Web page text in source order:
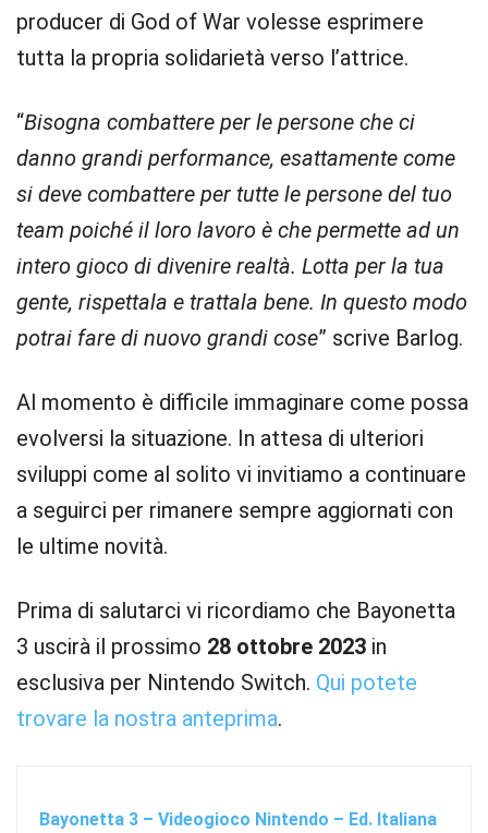
producer di God of War volesse esprimere
tutta la propria solidarietà verso l’attrice.
“Bisogna combattere per le persone che ci
danno grandi performance, esattamente come
si deve combattere per tutte le persone del tuo
team poiché il loro lavoro è che permette ad un
intero gioco di divenire realtà. Lotta per la tua
gente, rispettala e trattala bene. In questo modo
potrai fare di nuovo grandi cose” scrive Barlog.
Al momento è difficile immaginare come possa
evolversi la situazione. In attesa di ulteriori
sviluppi come al solito vi invitiamo a continuare
a seguirci per rimanere sempre aggiornati con
le ultime novità.
Prima di salutarci vi ricordiamo che Bayonetta
3 uscirà il prossimo 28 ottobre 2023 in
esclusiva per Nintendo Switch. Qui potete
trovare la nostra anteprima.
Bayonetta 3 – Videogioco Nintendo – Ed. Italiana